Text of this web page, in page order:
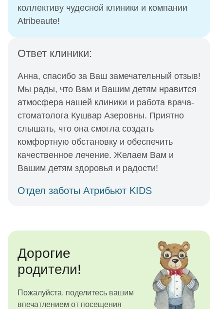
коллективу чудесной клиники и компании
Atribeaute!
Ответ клиники:
Анна, спасибо за Ваш замечательный отзыв!
Мы рады, что Вам и Вашим детям нравится
атмосфера нашей клиники и работа врача-
стоматолога Кушвар Азеровны. Приятно
слышать, что она смогла создать
комфортную обстановку и обеспечить
качественное лечение. Желаем Вам и
Вашим детям здоровья и радости!
Отдел заботы Атрибьют KIDS
Дорогие
родители!
Пожалуйста, поделитесь вашим
впечатлением от посещения